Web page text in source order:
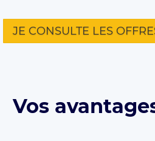
JE CONSULTE LES
Vos